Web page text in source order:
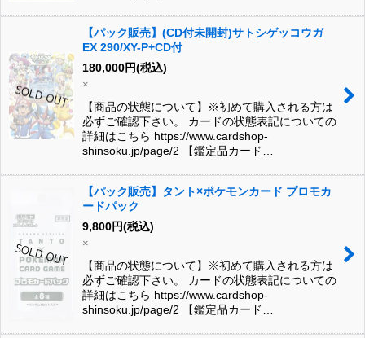
【パック販売】(CD付未開封)サトシゲッコウガ
EX 290/XY-P+CD付
180,000円(税込)
×
【商品の状態について】※初めて購入される方は
必ずご確認下さい。 カードの状態表記についての
詳細はこちら https://www.cardshop-
shinsoku.jp/page/2 【鑑定品カード…
【パック販売】タント×ポケモンカード プロモカ
ードパック
9,800円(税込)
×
【商品の状態について】※初めて購入される方は
必ずご確認下さい。 カードの状態表記についての
詳細はこちら https://www.cardshop-
shinsoku.jp/page/2 【鑑定品カード…